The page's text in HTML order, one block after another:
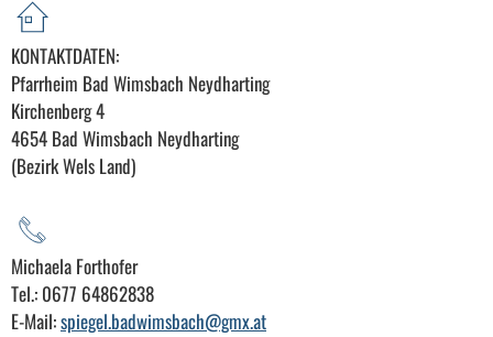
KONTAKTDATEN:
Pfarrheim Bad Wimsbach Neydharting
Kirchenberg 4
4654 Bad Wimsbach Neydharting
(Bezirk Wels Land)
Michaela Forthofer
Tel.: 0677 64862838
E-Mail:spiegel.badwimsbach@gmx.at